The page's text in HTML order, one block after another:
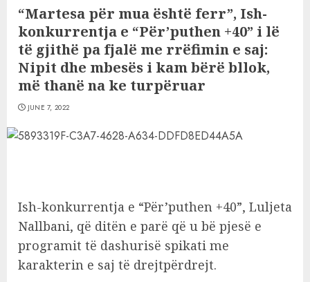
“Martesa për mua është ferr”, Ish-
konkurrentja e “Për’puthen +40” i lë
të gjithë pa fjalë me rrëfimin e saj:
Nipit dhe mbesës i kam bërë bllok,
më thanë na ke turpëruar
JUNE 7, 2022
Ish-konkurrentja e “Për’puthen +40”, Luljeta
Nallbani, që ditën e parë që u bë pjesë e
programit të dashurisë spikati me
karakterin e saj të drejtpërdrejt.